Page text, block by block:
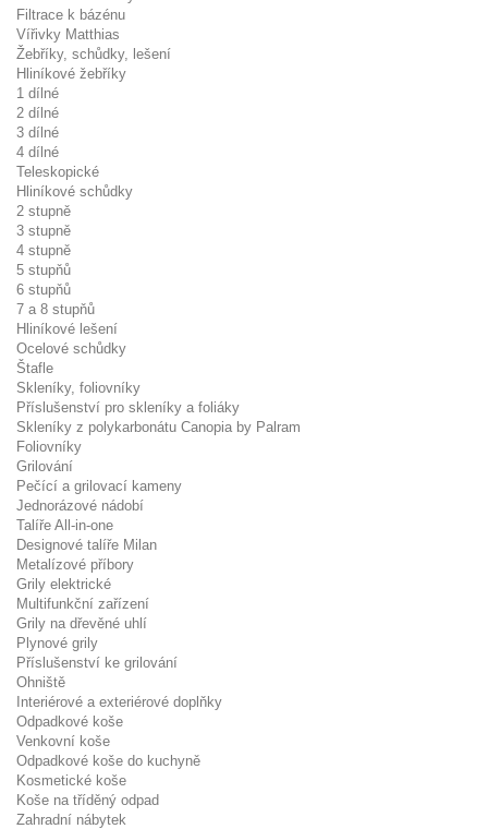
Filtrace k bázénu
Vířivky Matthias
Žebříky, schůdky, lešení
Hliníkové žebříky
1 dílné
2 dílné
3 dílné
4 dílné
Teleskopické
Hliníkové schůdky
2 stupně
3 stupně
4 stupně
5 stupňů
6 stupňů
7 a 8 stupňů
Hliníkové lešení
Ocelové schůdky
Štafle
Skleníky, foliovníky
Příslušenství pro skleníky a foliáky
Skleníky z polykarbonátu Canopia by Palram
Foliovníky
Grilování
Pečící a grilovací kameny
Jednorázové nádobí
Talíře All-in-one
Designové talíře Milan
Metalízové příbory
Grily elektrické
Multifunkční zařízení
Grily na dřevěné uhlí
Plynové grily
Příslušenství ke grilování
Ohniště
Interiérové a exteriérové doplňky
Odpadkové koše
Venkovní koše
Odpadkové koše do kuchyně
Kosmetické koše
Koše na tříděný odpad
Zahradní nábytek